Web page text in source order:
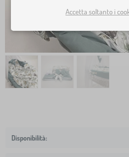
Accetta soltanto i